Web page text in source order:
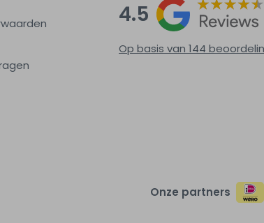
4.5
Op basis van 144
Onze partners